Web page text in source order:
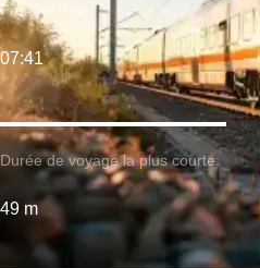
Durée de voyage la plus courte:
49 m
Premier train:
07:41